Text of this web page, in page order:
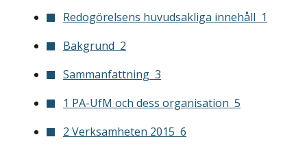
Redogörelsens huvudsakliga innehåll  1
Bakgrund  2
Sammanfattning  3
1 PA-UfM och dess organisation  5
2 Verksamheten 2015  6